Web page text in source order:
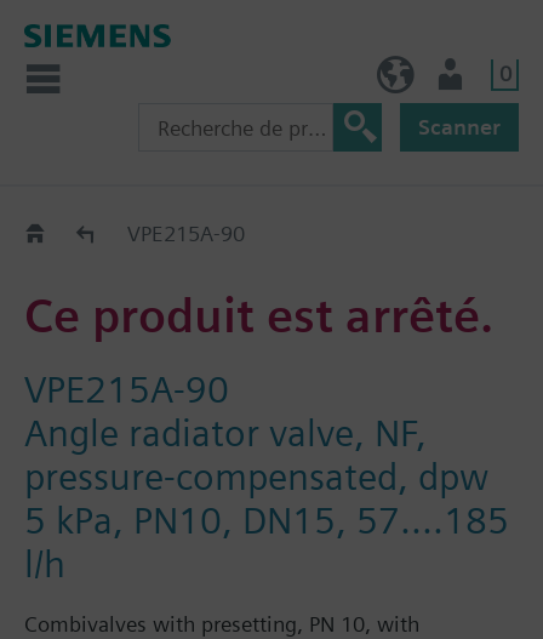
0
Scanner
Old2NewVPE215A-90
Ce produit est arrêté.
VPE215A-90
Angle radiator valve, NF,
pressure-compensated, dpw
5 kPa, PN10, DN15, 57....185
l/h
Combivalves with presetting, PN 10, with